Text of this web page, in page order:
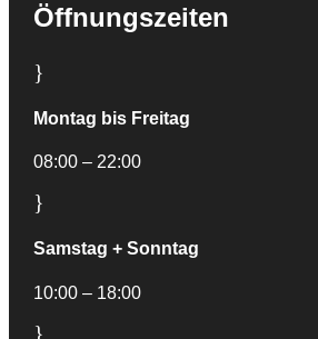
Öffnungszeiten
}
Montag bis Freitag
08:00 – 22:00
}
Samstag + Sonntag
10:00 – 18:00
}